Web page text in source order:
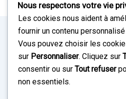
Nous respectons votre vie
Les cookies nous aident à
fournir un contenu
Vous pouvez choisir les
sur Personnaliser. Cliquez sur
consentir ou sur Tout refuser
non essentiels.